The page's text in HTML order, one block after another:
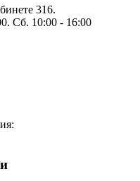
316.
Сб. 10:00 - 16:00